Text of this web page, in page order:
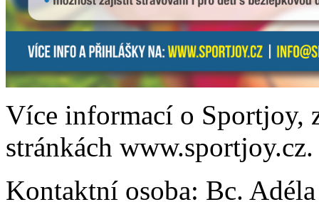
Více informací o Sportjoy,
stránkách www.sportjoy.cz.
Kontaktní osoba: Bc. Adéla